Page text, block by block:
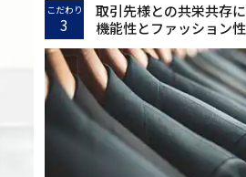
こだわり
3
取引先様との共栄共存
機能性とファッション